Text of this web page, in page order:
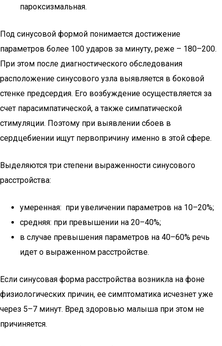
пароксизмальная.
Под синусовой формой понимается достижение
параметров более 100 ударов за минуту, реже – 180–200.
При этом после диагностического обследования
расположение синусового узла выявляется в боковой
стенке предсердия. Его возбуждение осуществляется за
счет парасимпатической, а также симпатической
стимуляции. Поэтому при выявлении сбоев в
сердцебиении ищут первопричину именно в этой сфере.
Выделяются три степени выраженности синусового
расстройства:
умеренная: при увеличении параметров на 10–20%;
средняя: при превышении на 20–40%;
в случае превышения параметров на 40–60% речь
идет о выраженном расстройстве.
Если синусовая форма расстройства возникла на фоне
физиологических причин, ее симптоматика исчезнет уже
через 5–7 минут. Вред здоровью малыша при этом не
причиняется.